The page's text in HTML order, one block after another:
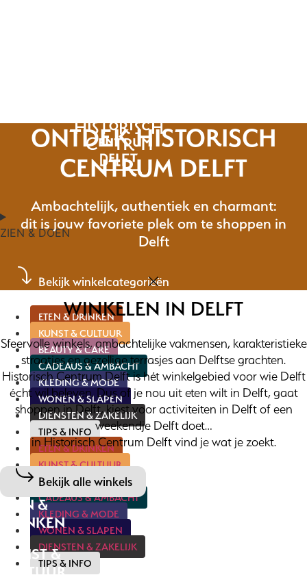
ZIEN & DOEN
ETEN & DRINKEN
KUNST & CULTUUR
BEAUTY & CARE
CADEAUS & AMBACHT
KLEDING & MODE
WONEN & SLAPEN
DIENSTEN & ZAKELIJK
TIPS & INFO
ETEN & DRINKEN
KUNST & CULTUUR
BEAUTY & CARE
CADEAUS & AMBACHT
KLEDING & MODE
WONEN & SLAPEN
DIENSTEN & ZAKELIJK
TIPS & INFO
ONTDEK HISTORISCH
CENTRUM DELFT
Ambachtelijk, authentiek en charmant:
dit is jouw favoriete plek om te shoppen in
Delft
Bekijk winkelcategorieën
WINKELEN IN DELFT
Sfeervolle winkels, ambachtelijke vakmensen, karakteristieke
straatjes en gezellige terrasjes aan Delftse grachten.
Historisch Centrum Delft is hét winkelgebied voor wie Delft
écht wil beleven. Dus of je nou uit eten wilt in Delft, gaat
shoppen in Delft, kiest voor activiteiten in Delft of een
weekendje Delft doet…
in Historisch Centrum Delft vind je wat je zoekt.
Bekijk alle winkels
ETEN &
DRINKEN
KUNST &
CULTUUR